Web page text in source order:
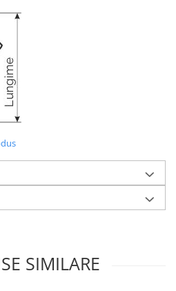
SIMILARE